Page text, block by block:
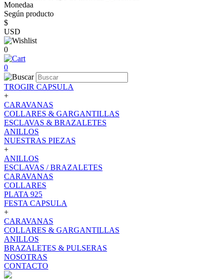
Monedaa
Según producto
$
USD
0
0
TROGIR CAPSULA
+
CARAVANAS
COLLARES & GARGANTILLAS
ESCLAVAS & BRAZALETES
ANILLOS
NUESTRAS PIEZAS
+
ANILLOS
ESCLAVAS / BRAZALETES
CARAVANAS
COLLARES
PLATA 925
FESTA CAPSULA
+
CARAVANAS
COLLARES & GARGANTILLAS
ANILLOS
BRAZALETES & PULSERAS
NOSOTRAS
CONTACTO